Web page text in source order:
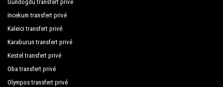
l'assainissement.
Gozde Hotel
Granada Luxury Belek
Green Max Hotel
Hotel Riu Kaya Belek
Gundogdu transfert privé
Incekum transfert privé
Kaleici transfert privé
Karaburun transfert privé
Kestel transfert privé
Oba transfert privé
Olympos transfert privé